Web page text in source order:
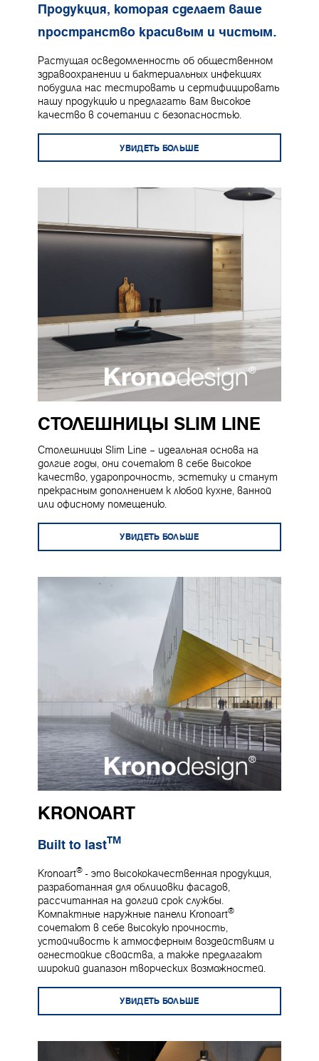
Продукция, которая сделает ваше
пространство красивым и чистым.
Растущая осведомленность об общественном
здравоохранении и бактериальных инфекциях
побудила нас тестировать и сертифицировать
нашу продукцию и предлагать вам высокое
качество в сочетании с безопасностью.
УВИДЕТЬ БОЛЬШЕ
СТОЛЕШНИЦЫ SLIM LINE
Столешницы Slim Line – идеальная основа на
долгие годы, они сочетают в себе высокое
качество, ударопрочность, эстетику и станут
прекрасным дополнением к любой кухне, ванной
или офисному помещению.
УВИДЕТЬ БОЛЬШЕ
KRONOART
Built to lastTM
Kronoart® - это высококачественная продукция,
разработанная для облицовки фасадов,
рассчитанная на долгий срок службы.
Компактные наружные панели Kronoart®
сочетают в себе высокую прочность,
устойчивость к атмосферным воздействиям и
огнестойкие свойства, а также предлагают
широкий диапазон творческих возможностей.
УВИДЕТЬ БОЛЬШЕ